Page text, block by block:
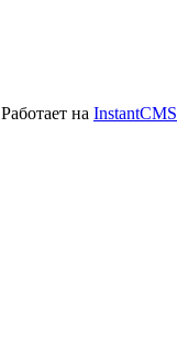
Работает на InstantCMS